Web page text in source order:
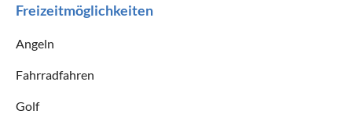
Freizeitmöglichkeiten
Angeln
Fahrradfahren
Golf